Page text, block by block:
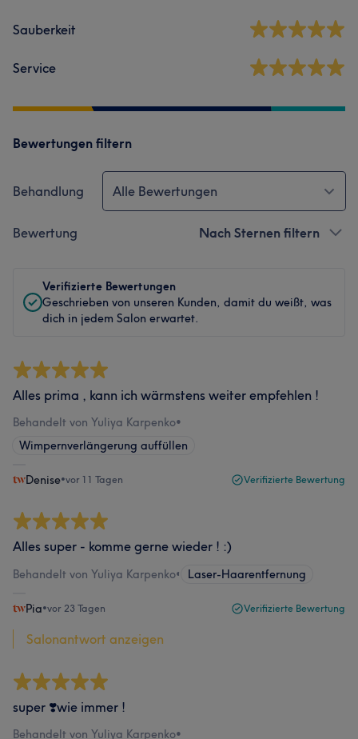
Sauberkeit
Service
Bewertungen filtern
Behandlung Alle Bewertungen
Bewertung Nach Sternen filtern
Verifizierte Bewertungen
Geschrieben von unseren Kunden, damit du weißt, was
dich in jedem Salon erwartet.
Alles prima , kann ich wärmstens weiter empfehlen !
Behandelt von Yuliya Karpenko•
Wimpernverlängerung auffüllen
Denise•vor 11 Tagen Verifizierte Bewertung
Alles super - komme gerne wieder ! :)
Behandelt von Yuliya Karpenko• Laser-Haarentfernung
Pia•vor 23 Tagen Verifizierte Bewertung
Salonantwort anzeigen
super ❣️wie immer !
Behandelt von Yuliya Karpenko•